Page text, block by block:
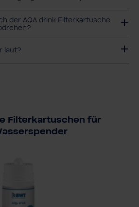
der AQA drink Filterkartusche
laut?
Filterkartuschen für